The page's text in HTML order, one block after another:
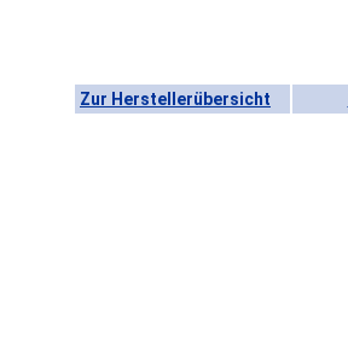
Zur Herstellerübersicht